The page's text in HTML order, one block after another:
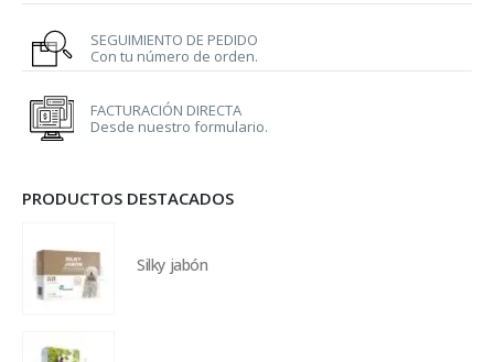
SEGUIMIENTO DE PEDIDO
Con tu número de orden.
FACTURACIÓN DIRECTA
Desde nuestro formulario.
PRODUCTOS DESTACADOS
Silky jabón